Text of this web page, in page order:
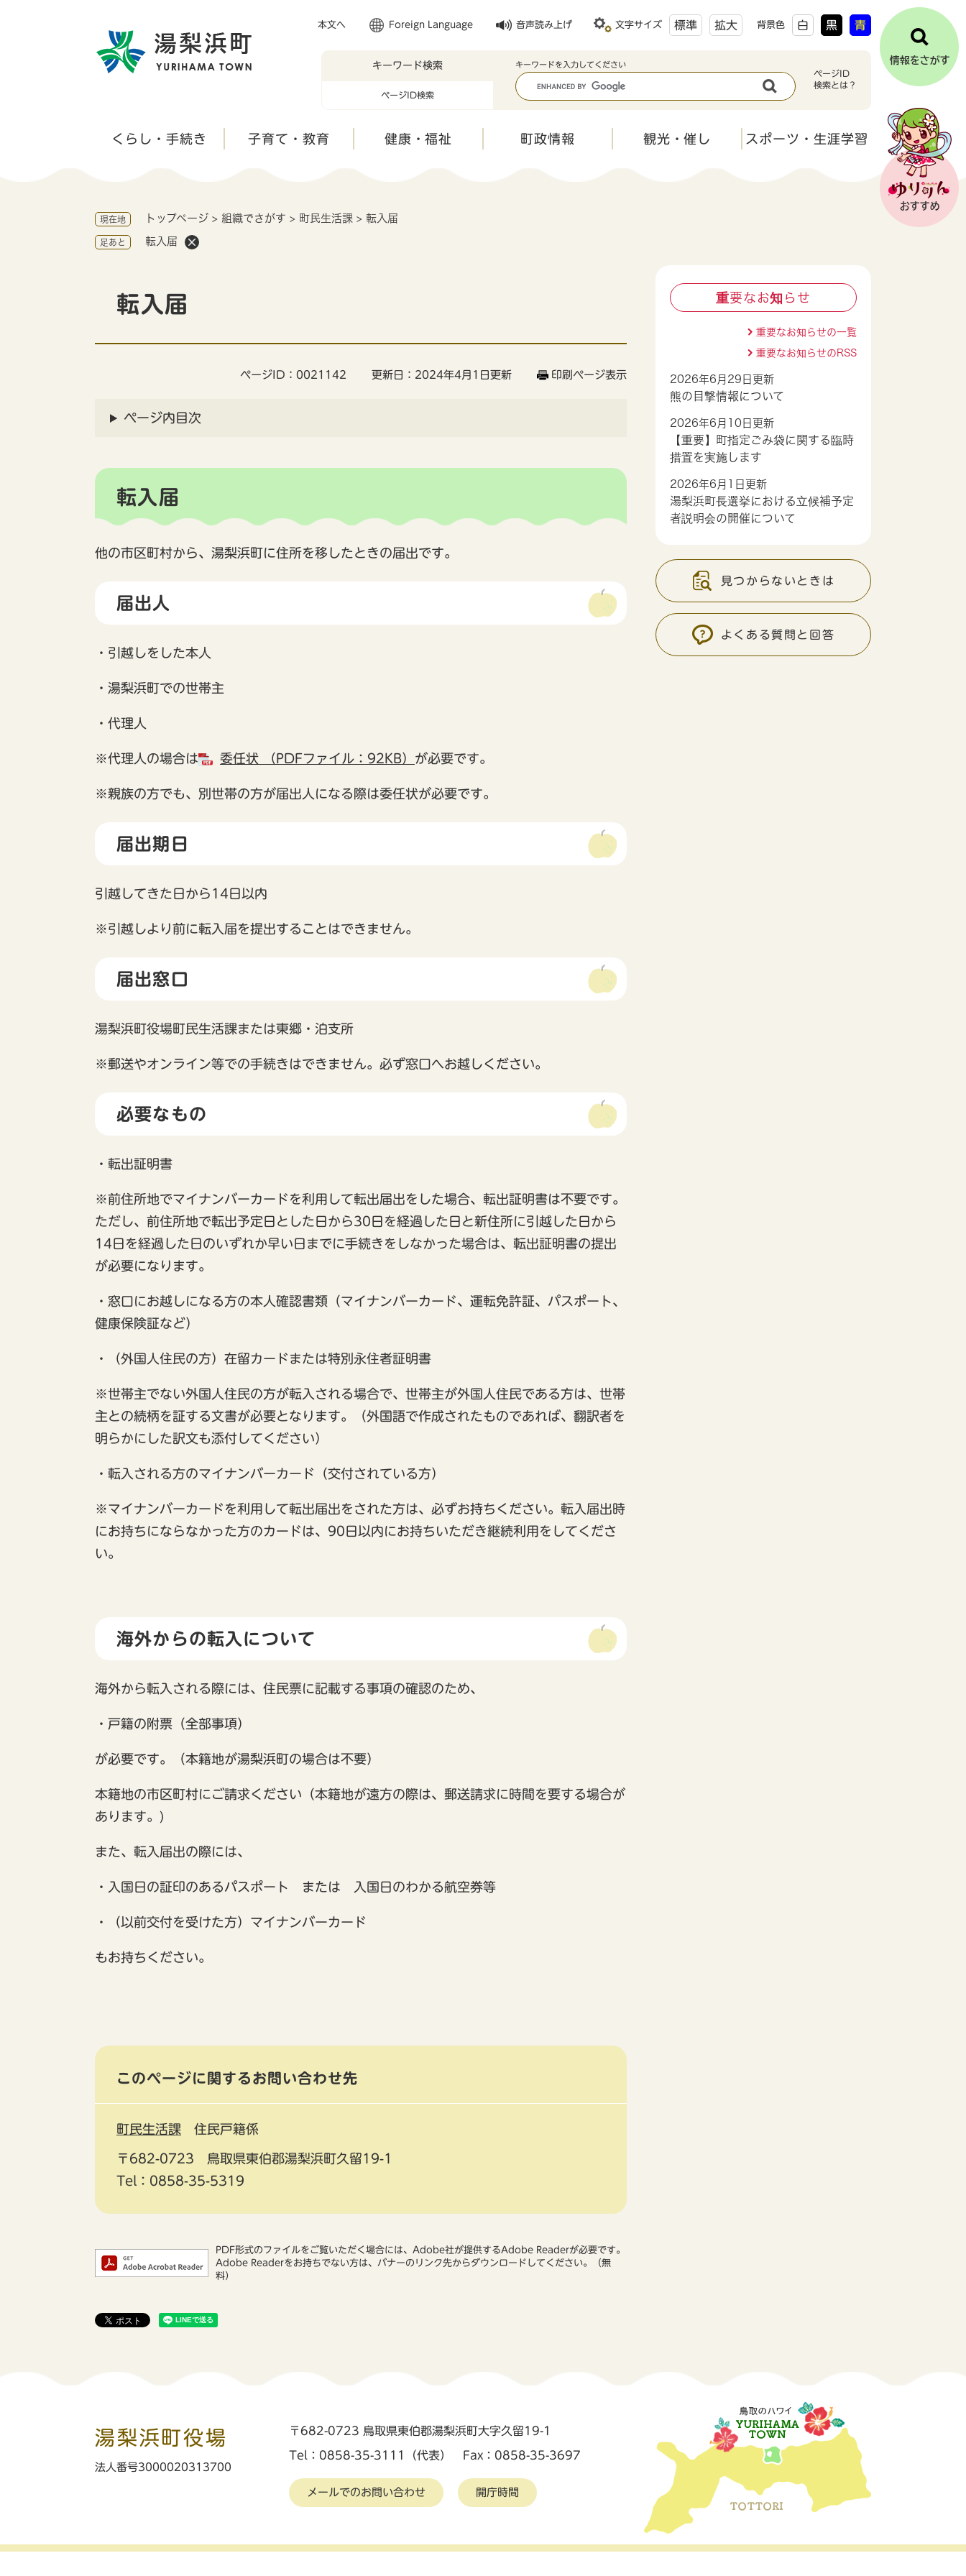
本文へ Foreign Language 音声読み上げ 文字サイズ 標準 拡大 背景色 白 黒 青
キーワード検索
ページID検索
キ
ー
ワ
ド
キーワードを入力してください
ページID
検索とは？
くらし・手続き 子育て・教育 健康・福祉 町政情報 観光・催し スポーツ・生涯学習
現在地 トップページ > 組織でさがす > 町民生活課 > 転入届
足あと 転入届
転入届
ページID：0021142 更新日：2024年4月1日更新 印刷ページ表示
ページ内目次
転入届
他の市区町村から、湯梨浜町に住所を移したときの届出です。
届出人
・引越しをした本人
・湯梨浜町での世帯主
・代理人
※代理人の場合は 委任状 （PDFファイル：92KB） が必要です。
※親族の方でも、別世帯の方が届出人になる際は委任状が必要です。
届出期日
引越してきた日から14日以内
※引越しより前に転入届を提出することはできません。
届出窓口
湯梨浜町役場町民生活課または東郷・泊支所
※郵送やオンライン等での手続きはできません。必ず窓口へお越しください。
必要なもの
・転出証明書
※前住所地でマイナンバーカードを利用して転出届出をした場合、転出証明書は不要です。
ただし、前住所地で転出予定日とした日から30日を経過した日と新住所に引越した日から
14日を経過した日のいずれか早い日までに手続きをしなかった場合は、転出証明書の提出
が必要になります。
・窓口にお越しになる方の本人確認書類（マイナンバーカード、運転免許証、パスポート、
健康保険証など）
・（外国人住民の方）在留カードまたは特別永住者証明書
※世帯主でない外国人住民の方が転入される場合で、世帯主が外国人住民である方は、世帯
主との続柄を証する文書が必要となります。（外国語で作成されたものであれば、翻訳者を
明らかにした訳文も添付してください）
・転入される方のマイナンバーカード（交付されている方）
※マイナンバーカードを利用して転出届出をされた方は、必ずお持ちください。転入届出時
にお持ちにならなかった方のカードは、90日以内にお持ちいただき継続利用をしてくださ
い。
海外からの転入について
海外から転入される際には、住民票に記載する事項の確認のため、
・戸籍の附票（全部事項）
が必要です。（本籍地が湯梨浜町の場合は不要）
本籍地の市区町村にご請求ください（本籍地が遠方の際は、郵送請求に時間を要する場合が
あります。)
また、転入届出の際には、
・入国日の証印のあるパスポート または 入国日のわかる航空券等
・（以前交付を受けた方）マイナンバーカード
もお持ちください。
このページに関するお問い合わせ先
町民生活課 住民戸籍係
〒682-0723
鳥取県東伯郡湯梨浜町久留19-1
Tel：0858-35-5319
PDF形式のファイルをご覧いただく場合には、Adobe社が提供するAdobe Readerが必要です。
Adobe Readerをお持ちでない方は、バナーのリンク先からダウンロードしてください。（無
料）
重要なお知らせ
2026年6月29日更新
熊の目撃情報について
2026年6月10日更新
【重要】町指定ごみ袋に関する臨時
措置を実施します
2026年6月1日更新
湯梨浜町長選挙における立候補予定
者説明会の開催について
重要なお知らせの一覧
重要なお知らせのRSS
見つからないときは
よくある質問と回答
湯梨浜町役場
法人番号3000020313700
〒682-0723 鳥取県東伯郡湯梨浜町大字久留19-1
Tel：0858-35-3111（代表） Fax：0858-35-3697
メールでのお問い合わせ 開庁時間